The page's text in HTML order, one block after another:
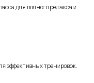
для полного релакса и
эффективных тренировок.